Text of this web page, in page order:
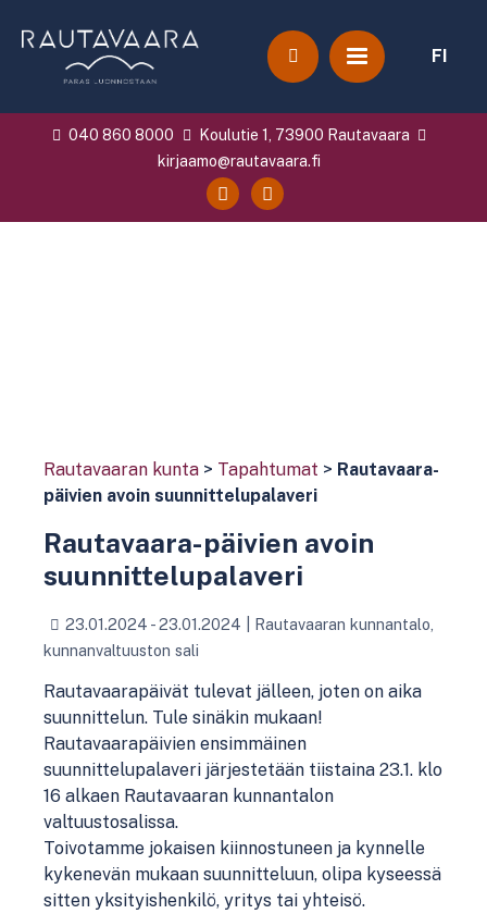
FI
040 860 8000
Koulutie 1, 73900 Rautavaara
kirjaamo@rautavaara.fi
Rautavaaran kunta > Tapahtumat > Rautavaara-
päivien avoin suunnittelupalaveri
Rautavaara-päivien avoin
suunnittelupalaveri
23.01.2024 - 23.01.2024
Rautavaaran kunnantalo,
kunnanvaltuuston sali
Rautavaarapäivät tulevat jälleen, joten on aika
suunnittelun. Tule sinäkin mukaan!
Rautavaarapäivien ensimmäinen
suunnittelupalaveri järjestetään tiistaina 23.1. klo
16 alkaen Rautavaaran kunnantalon
valtuustosalissa.
Toivotamme jokaisen kiinnostuneen ja kynnelle
kykenevän mukaan suunnitteluun, olipa kyseessä
sitten yksityishenkilö, yritys tai yhteisö.